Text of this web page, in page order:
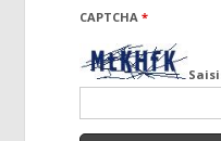
CAPTCHA*